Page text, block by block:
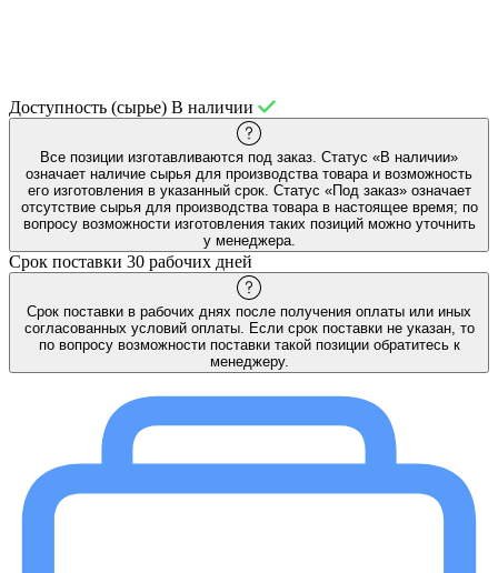
Доступность (сырье) В наличии
Все позиции изготавливаются под заказ. Статус «В наличии»
означает наличие сырья для производства товара и возможность
его изготовления в указанный срок. Статус «Под заказ» означает
отсутствие сырья для производства товара в настоящее время; по
вопросу возможности изготовления таких позиций можно уточнить
у менеджера.
Срок поставки 30 рабочих дней
Срок поставки в рабочих днях после получения оплаты или иных
согласованных условий оплаты. Если срок поставки не указан, то
по вопросу возможности поставки такой позиции обратитесь к
менеджеру.